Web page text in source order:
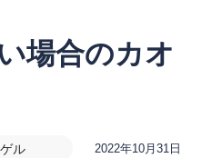
場合のカオ
2022年10月31日
ル